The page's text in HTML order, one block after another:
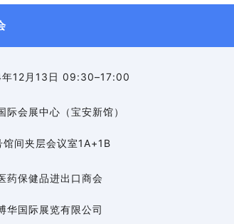
12月13日 09:30–17:00
际会展中心（宝安新馆）
间夹层会议室1A+1B
药保健品进出口商会
华国际展览有限公司